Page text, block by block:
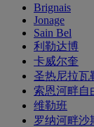
Brignais
Jonage
Sain Bel
利勒达博
卡威尔奎
圣热尼拉瓦
索恩河畔自
维勒班
罗纳河畔沙